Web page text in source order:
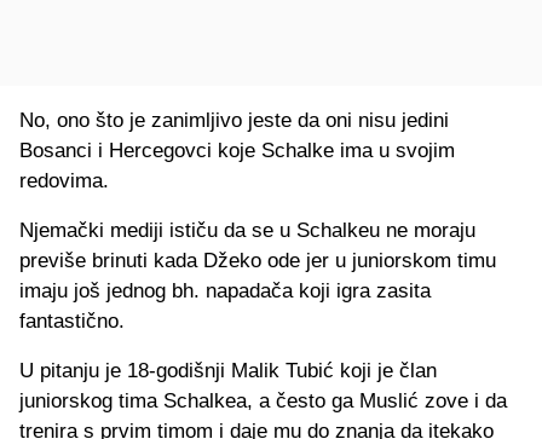
No, ono što je zanimljivo jeste da oni nisu jedini
Bosanci i Hercegovci koje Schalke ima u svojim
redovima.
Njemački mediji ističu da se u Schalkeu ne moraju
previše brinuti kada Džeko ode jer u juniorskom timu
imaju još jednog bh. napadača koji igra zasita
fantastično.
U pitanju je 18-godišnji Malik Tubić koji je član
juniorskog tima Schalkea, a često ga Muslić zove i da
trenira s prvim timom i daje mu do znanja da itekako